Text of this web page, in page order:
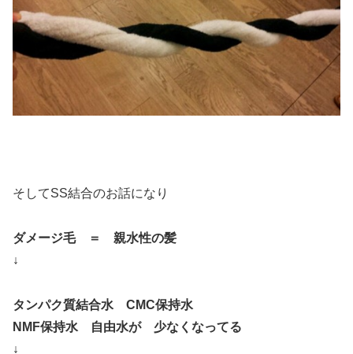
そしてSS結合のお話になり
ダメージ毛 ＝ 親水性の髪
↓
タンパク質結合水 CMC保持水
NMF保持水 自由水が 少なくなってる
↓